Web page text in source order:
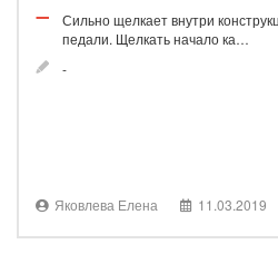
Сильно щелкает внутри
педали. Щелкать начало ка…
-
Яковлева Елена 11.03.2019